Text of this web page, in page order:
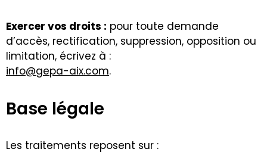
Exercer vos droits : pour toute demande
d’accès, rectification, suppression, opposition ou
limitation, écrivez à :
info@gepa-aix.com.
Base légale
Les traitements reposent sur :